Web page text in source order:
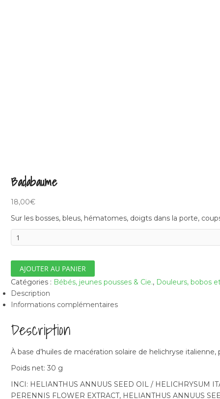
Badabaume
18,00€
Sur les bosses, bleus, hématomes, doigts dans la porte,
quantité
de
AJOUTER AU PANIER
Catégories : Bébés, jeunes pousses & Cie., Douleurs, bobos
Description
Informations complémentaires
Description
À base d’huiles de macération solaire de helichryse
Poids net: 30 g
INCI: HELIANTHUS ANNUUS SEED OIL / HELICHRYSUM
PERENNIS FLOWER EXTRACT, HELIANTHUS ANNUUS